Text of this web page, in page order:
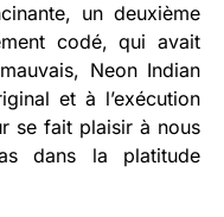
un deuxième
codé, qui avait
Neon Indian
et à l’exécution
se fait plaisir à nous
dans la platitude